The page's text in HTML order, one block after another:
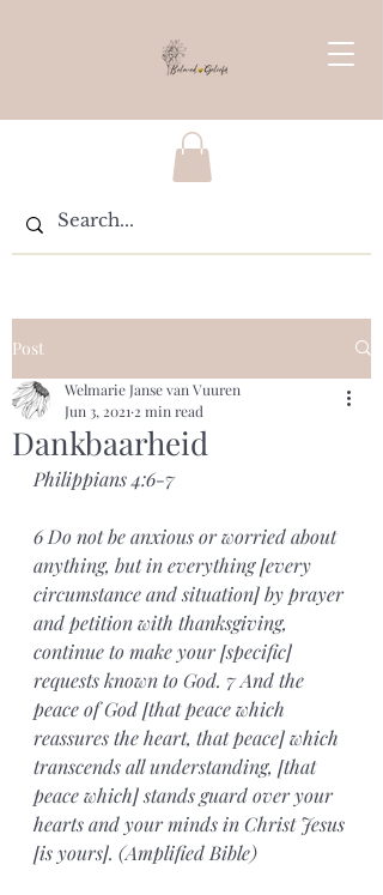
Post
Dankbaarheid
Welmarie Janse van Vuuren
Jun 3, 2021 2 min read
Philippians 4:6-7
6 Do not be anxious or worried about
anything, but in everything [every
circumstance and situation] by prayer
and petition with thanksgiving,
continue to make your [specific]
requests known to God. 7 And the
peace of God [that peace which
reassures the heart, that peace] which
transcends all understanding, [that
peace which] stands guard over your
hearts and your minds in Christ Jesus
[is yours]. (Amplified Bible)